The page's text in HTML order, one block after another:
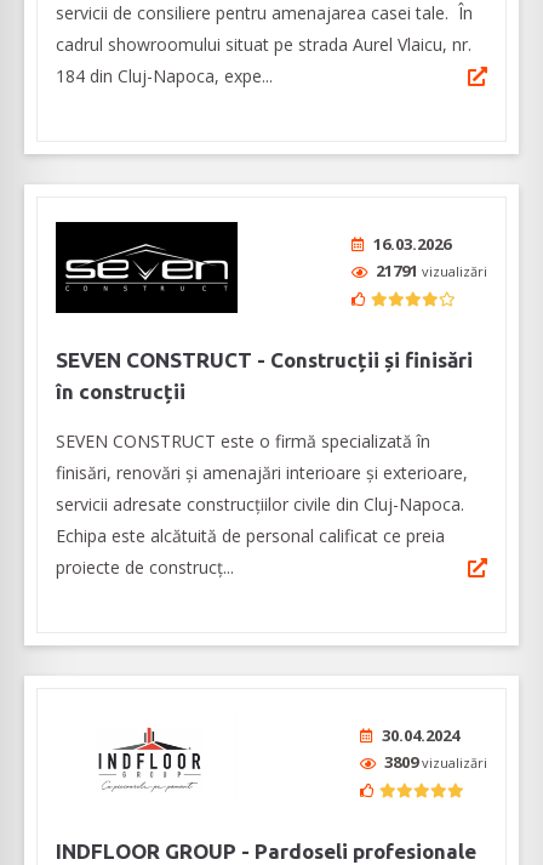
servicii de consiliere pentru amenajarea casei tale. În
cadrul showroomului situat pe strada Aurel Vlaicu, nr.
184 din Cluj-Napoca, expe...
16.03.2026
21791 vizualizări
SEVEN CONSTRUCT - Construcții și finisări
în construcții
SEVEN CONSTRUCT este o firmă specializată în
finisări, renovări și amenajări interioare și exterioare,
servicii adresate construcțiilor civile din Cluj-Napoca.
Echipa este alcătuită de personal calificat ce preia
proiecte de construcţ...
30.04.2024
3809vizualizări
INDFLOOR GROUP - Pardoseli profesionale